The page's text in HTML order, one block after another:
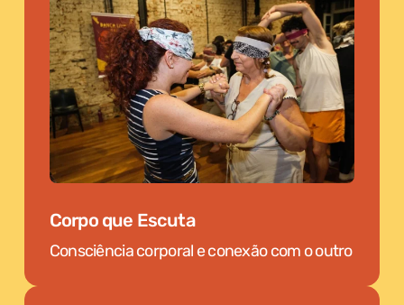
Corpo que Escuta
Consciência corporal e conexão com o outro